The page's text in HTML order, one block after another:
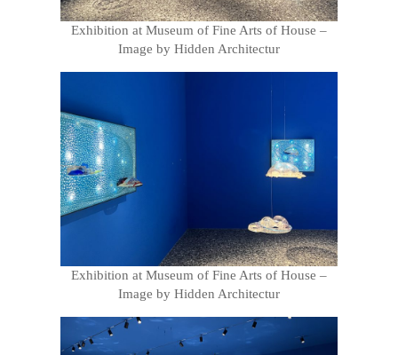
Exhibition at Museum of Fine Arts of House –
Image by Hidden Architectur
Exhibition at Museum of Fine Arts of House –
Image by Hidden Architectur